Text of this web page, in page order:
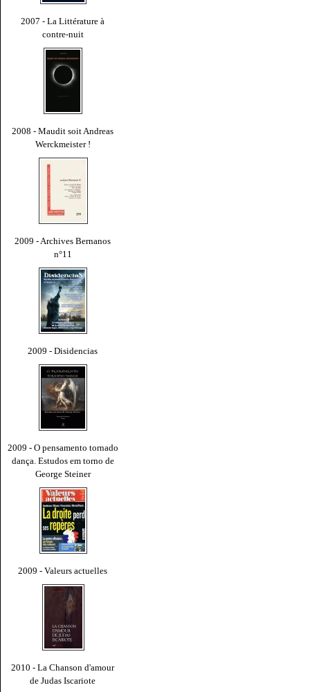
2007 - La Littérature à
contre-nuit
2008 - Maudit soit Andreas
Werckmeister !
2009 - Archives Bernanos
n°11
2009 - Disidencias
2009 - O pensamento tornado
dança. Estudos em torno de
George Steiner
2009 - Valeurs actuelles
2010 - La Chanson d'amour
de Judas Iscariote